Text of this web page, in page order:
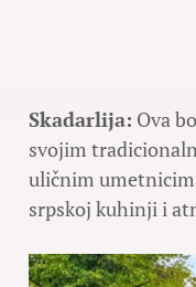
Skadarlija: Ova
svojim
uličnim
srpskoj kuhinji i